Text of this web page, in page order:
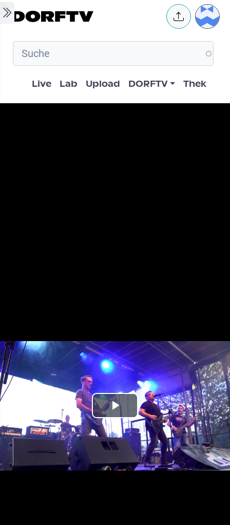
Skip to main content User
Hauptnavigation
Live Lab Upload DORFTV Thek
Play
Video